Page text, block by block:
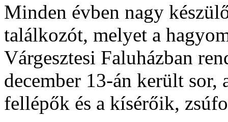
Minden évben nagy
találkozót, melyet a
Várgesztesi Faluházban
december 13-án került sor,
fellépők és a kísérőik,